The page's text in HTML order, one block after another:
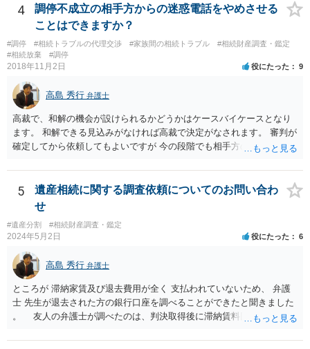
行等に照会をかけることになるでしょう。 不動産は、相続登記が済ん
でいなければ市役所ないし区役所に、お子様と義父様のつながりがわ
かる戸籍一式を揃えてもちこみ、「名寄せ」という手続きをすると、
分かると思います。遺産分割協議書の偽造等により既に相続登記され
てしまっている場合は、住所などに当たりをつけて登記名義を調べて
すが、現代では、各々が自由に価格設定をしていますので、特に相場
はお示しできません。ただし、かつて日本弁護士連合会が設けていた
報酬基準を踏まえて価格設定している弁護士は一定数いると思います
ので、それが一応の目安となるでしょう。
4
調停不成立の相手方からの迷惑電話をやめさせる
ことはできますか？
#調停 #相続トラブルの代理交渉 #家族間の相続トラブル
#相続財産調査・鑑定
#相続放棄
#調停
2018年11月2日 役にたった 9
高島 秀行 弁護士
高裁で、和解の機会が設けられるかどうかはケースバイケースとなり
ます。 和解できる見込みがなければ高裁で決定がなされます。 審判が
確定してから依頼してもよいですが 今の段階でも相手方の連絡が迷惑
5
遺産相続に関する調査依頼についてのお問い合わ
せ
#遺産分割 #相続財産調査・鑑定
2024年5月2日 役にたった 6
高島 秀行 弁護士
ところが 滞納家賃及び退去費用が全く 支払われていないため、 弁護
士 先生が退去された方の銀行口座を調べることができたと聞きました
。 友人の弁護士が調べたのは、判決取得後に滞納賃料回収のため
預金の入出金履歴を調べたわけではありません。 残念ながら、事案